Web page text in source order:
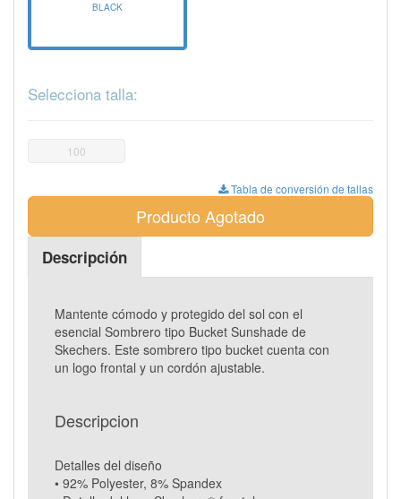
BLACK
Selecciona talla:
100
Tabla de conversión de tallas
Producto Agotado
Descripción
Mantente cómodo y protegido del sol con el
esencial Sombrero tipo Bucket Sunshade de
Skechers. Este sombrero tipo bucket cuenta con
un logo frontal y un cordón ajustable.
Descripcion
Detalles del diseño
• 92% Polyester, 8% Spandex